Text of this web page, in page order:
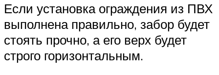
Если установка ограждения из ПВХ
выполнена правильно, забор будет
стоять прочно, а его верх будет
строго горизонтальным.